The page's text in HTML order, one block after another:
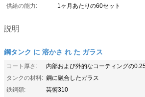
供給の能力:
1ヶ月あたりの60セット
説明
鋼タンク に 溶かさ れ た ガラス
コート厚さ:
内部および外的なコーティングの
タンクの材料: 鋼に融合したガラス
鉄鋼類:
芸術310